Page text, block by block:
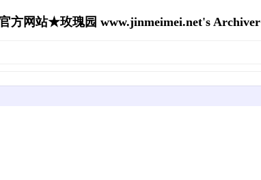
方网站★玫瑰园 www.jinmeimei.net's Archiver